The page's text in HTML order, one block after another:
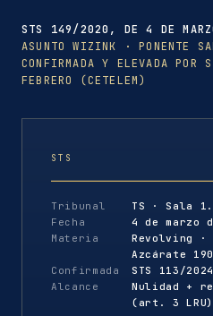
STS 149/2020, DE 4 DE
ASUNTO WIZINK · PONENTE
CONFIRMADA Y ELEVADA
FEBRERO (CETELEM)
STS
Tribunal
TS · Sala
Fecha
4 de marzo
Materia
Revolving ·
Azcárate
Confirmada
STS 113/
Alcance
Nulidad +
(art. 3 LRU)